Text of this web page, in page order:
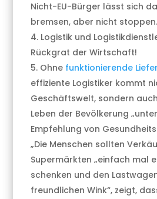
Nicht-EU-Bürger lässt sich
bremsen, aber nicht stoppen.
Logistik und
Rückgrat der Wirtschaft!
Ohne funktionierende
effiziente Logistiker kommt
Geschäftswelt, sondern
Leben der Bevölkerung
Empfehlung von
„Die Menschen sollten
Supermärkten „einfach mal
schenken und den
freundlichen Wink“, zeigt,